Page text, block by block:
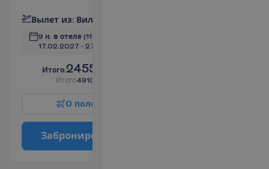
Вылет из: Вил
9 н. в отеле (11 н. всего)
17.02.2027 - 27.02.2027
Итого:2455.00
Итого4910.00
О поле
Заброниро